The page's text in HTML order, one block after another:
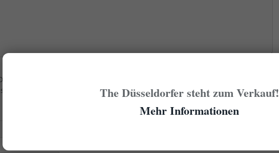
Ihr Kommentar nicht sofort hier erscheint. Der erste Kommentar eines
immer erst vom Admin freigegeben werden. Das kann manchmal ein
The Düsseldorfer steht zum Verkauf!
Mehr Informationen